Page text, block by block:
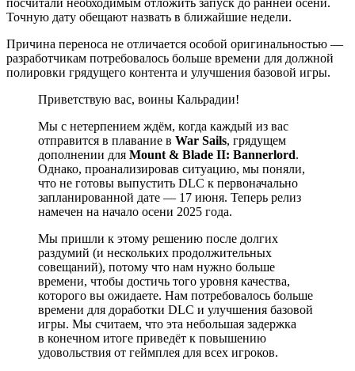
Точную дату обещают назвать в ближайшие недели.
Причина переноса не отличается особой оригинальностью —
разработчикам потребовалось больше времени для должной
полировки грядущего контента и улучшения базовой игры.
Приветствую вас, воины Кальрадии!
Мы с нетерпением ждём, когда каждый из вас
отправится в плавание в War Sails, грядущем
дополнении для Mount & Blade II: Bannerlord.
Однако, проанализировав ситуацию, мы поняли,
что не готовы выпустить DLC к первоначально
запланированной дате — 17 июня. Теперь релиз
намечен на начало осени 2025 года.
Мы пришли к этому решению после долгих
раздумий (и нескольких продолжительных
совещаний), потому что нам нужно больше
времени, чтобы достичь того уровня качества,
которого вы ожидаете. Нам потребовалось больше
времени для доработки DLC и улучшения базовой
игры. Мы считаем, что эта небольшая задержка
в конечном итоге приведёт к повышению
удовольствия от геймплея для всех игроков.